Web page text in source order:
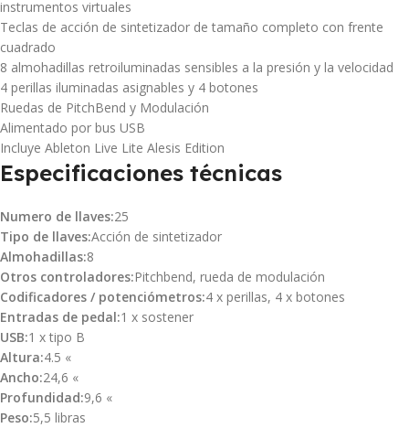
instrumentos virtuales
Teclas de acción de sintetizador de tamaño completo con frente
cuadrado
8 almohadillas retroiluminadas sensibles a la presión y la velocidad
4 perillas iluminadas asignables y 4 botones
Ruedas de PitchBend y Modulación
Alimentado por bus USB
Incluye Ableton Live Lite Alesis Edition
Especificaciones técnicas
Numero de llaves:25
Tipo de llaves:Acción de sintetizador
Almohadillas:8
Otros controladores:Pitchbend, rueda de modulación
Codificadores / potenciómetros:4 x perillas, 4 x botones
Entradas de pedal:1 x sostener
USB:1 x tipo B
Altura:4.5 «
Ancho:24,6 «
Profundidad:9,6 «
Peso:5,5 libras